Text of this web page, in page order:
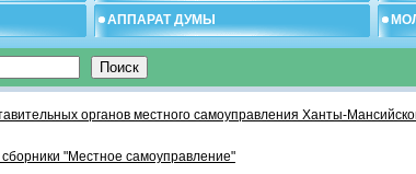
АППАРАТ ДУМЫ
органов местного самоуправления Ханты-
"Местное самоуправление"